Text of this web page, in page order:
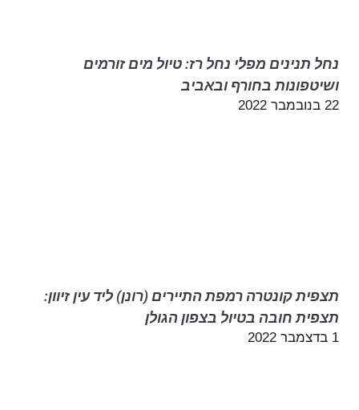
נחל תנינים מפלי נחל רז: טיול מים זורמים
ושיטפונות בחורף ובאביב
22 בנובמבר 2022
תצפית קונטרה רמפת התיירים (רונן) ליד עין זיוון:
תצפית חובה בטיול בצפון הגולן
1 בדצמבר 2022